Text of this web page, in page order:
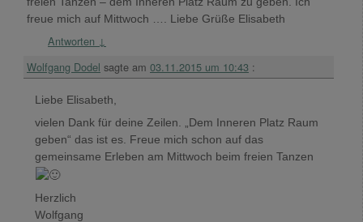
freue mich auf Mittwoch …. Liebe Grüße Elisabeth
Antworten ↓
Wolfgang Dodel sagte am 03.11.2015 um 10:43 :
Liebe Elisabeth,
vielen Dank für deine Zeilen. „Dem Inneren Platz Raum
geben“ das ist es. Freue mich schon auf das
gemeinsame Erleben am Mittwoch beim freien Tanzen
Herzlich
Wolfgang